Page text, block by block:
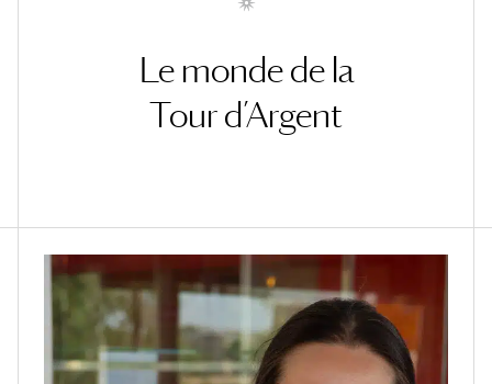
Le monde de la
Tour d’Argent